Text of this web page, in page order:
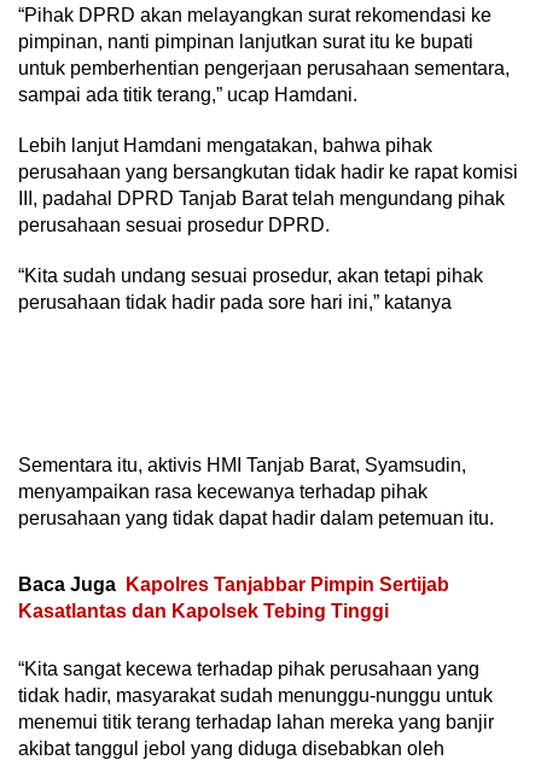
“Pihak DPRD akan melayangkan surat rekomendasi ke
pimpinan, nanti pimpinan lanjutkan surat itu ke bupati
untuk pemberhentian pengerjaan perusahaan sementara,
sampai ada titik terang,” ucap Hamdani.
Lebih lanjut Hamdani mengatakan, bahwa pihak
perusahaan yang bersangkutan tidak hadir ke rapat komisi
III, padahal DPRD Tanjab Barat telah mengundang pihak
perusahaan sesuai prosedur DPRD.
“Kita sudah undang sesuai prosedur, akan tetapi pihak
perusahaan tidak hadir pada sore hari ini,” katanya
Sementara itu, aktivis HMI Tanjab Barat, Syamsudin,
menyampaikan rasa kecewanya terhadap pihak
perusahaan yang tidak dapat hadir dalam petemuan itu.
Baca Juga
Kapolres Tanjabbar Pimpin Sertijab
Kasatlantas dan Kapolsek Tebing Tinggi
“Kita sangat kecewa terhadap pihak perusahaan yang
tidak hadir, masyarakat sudah menunggu-nunggu untuk
menemui titik terang terhadap lahan mereka yang banjir
akibat tanggul jebol yang diduga disebabkan oleh